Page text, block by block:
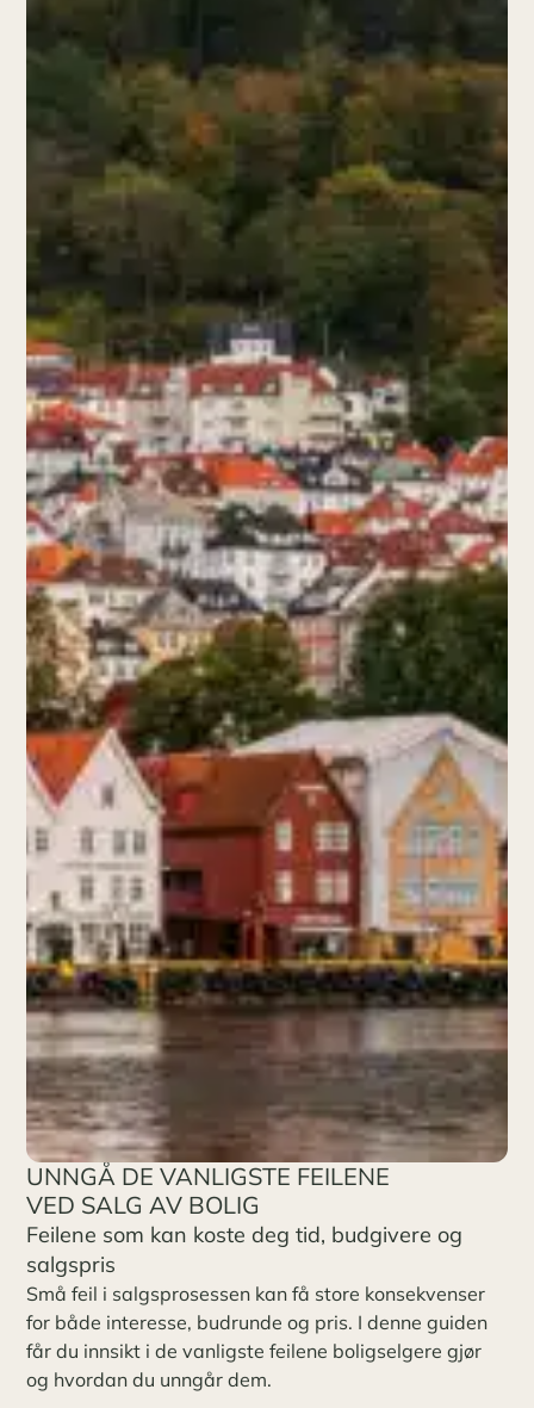
UNNGÅ DE VANLIGSTE FEILENE
VED SALG AV BOLIG
Feilene som kan koste deg tid, budgivere og
salgspris
Små feil i salgsprosessen kan få store konsekvenser
for både interesse, budrunde og pris. I denne guiden
får du innsikt i de vanligste feilene boligselgere gjør
og hvordan du unngår dem.